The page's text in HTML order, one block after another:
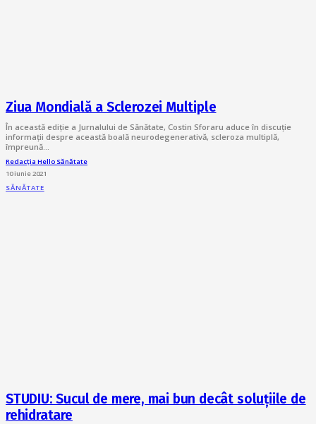
Ziua Mondială a Sclerozei Multiple
În această ediție a Jurnalului de Sănătate, Costin Sforaru aduce în discuție
informații despre această boală neurodegenerativă, scleroza multiplă,
împreună…
Redacția Hello Sănătate
10 iunie 2021
SĂNĂTATE
STUDIU: Sucul de mere, mai bun decât soluțiile de
rehidratare